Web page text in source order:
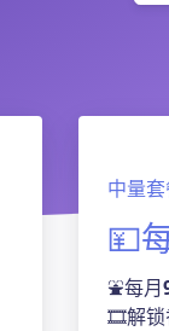
中量
💴
⛲每月
🎞️解锁